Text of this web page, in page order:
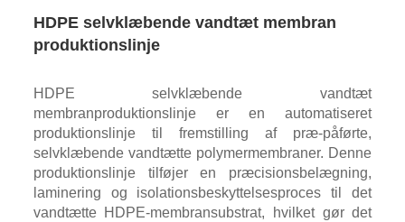
HDPE selvklæbende vandtæt membran
produktionslinje
HDPE selvklæbende vandtæt
membranproduktionslinje er en automatiseret
produktionslinje til fremstilling af præ-påførte,
selvklæbende vandtætte polymermembraner. Denne
produktionslinje tilføjer en præcisionsbelægning,
laminering og isolationsbeskyttelsesproces til det
vandtætte HDPE-membransubstrat, hvilket gør det